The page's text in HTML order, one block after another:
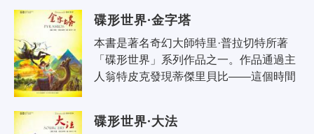
一..
碟形世界·金字塔
本書是著名奇幻大師特里·普拉切特所著
「碟形世界」系列作品之一。作品通過主
人翁特皮克發現蒂傑里貝比——這個時間
..
碟形世界·大法